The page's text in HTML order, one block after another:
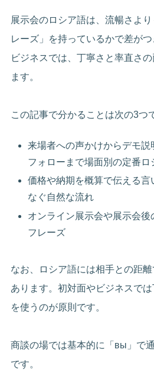
展示会のロシア語は、流暢さよ
レーズ」を持っているかで差が
ビジネスでは、丁寧さと率直さ
ます。
この記事で分かることは次の3つ
来場者への声かけからデモ
フォローまで場面別の定番ロ
価格や納期を概算で伝える
なぐ自然な流れ
オンライン展示会や展示会後
フレーズ
なお、ロシア語には相手との距
あります。初対面やビジネスで
を使うのが原則です。
商談の場では基本的に「вы」で
です。